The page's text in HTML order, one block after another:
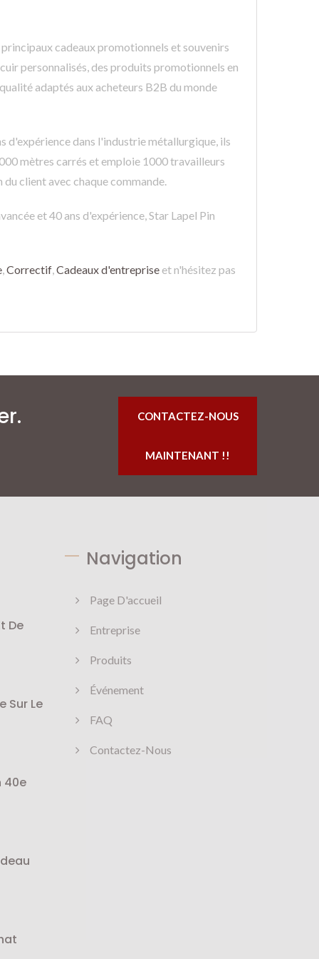
cadeaux promotionnels et souvenirs
personnalisés, des produits promotionnels en
adaptés aux acheteurs B2B du monde
d'expérience dans l'industrie métallurgique, ils
mètres carrés et emploie 1000 travailleurs
client avec chaque commande.
et 40 ans d'expérience, Star Lapel Pin
,Correctif,Cadeaux d'entreprise et n'hésitez pas
CONTACTEZ-NOUS
MAINTENANT !!
De
Sur Le
40e
Navigation
Page D'accueil
Entreprise
Produits
Événement
FAQ
Contactez-Nous